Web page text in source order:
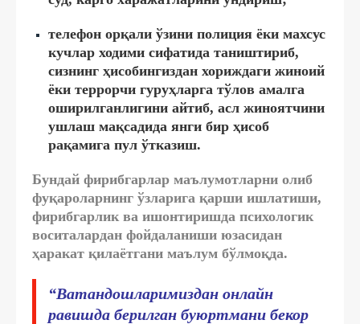
телефон орқали ўзини полиция ёки махсус
кучлар ходими сифатида таништириб,
сизнинг ҳисобингиздан хориждаги жиноий
ёки террорчи гуруҳларга тўлов амалга
оширилганлигини айтиб, асл жиноятчини
ушлаш мақсадида янги бир ҳисоб
рақамига пул ўтказиш.
Бундай фирибгарлар маълумотларни олиб
фуқароларнинг ўзларига қарши ишлатиши,
фирибгарлик ва ишонтиришда психологик
воситалардан фойдаланиши юзасидан
ҳаракат қилаётгани маълум бўлмоқда.
“Ватандошларимиздан онлайн
равишда берилган буюртмани бекор